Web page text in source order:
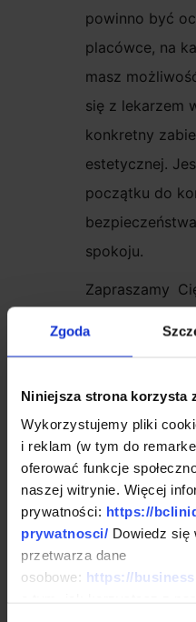
Zgoda
Niniejsza strona korzysta
Wykorzystujemy pliki
i reklam (w tym do
oferować funkcje
naszej witrynie. Więcej
prywatności: https://
prywatnosci/ Dowiedz się
przetwarza dane
osobowe: https://
powinno być
placówce, na
masz
się z lekarzem
konkretny
estetycznej.
początku do
spokoju.
Zapraszamy